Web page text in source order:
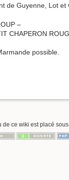
de Guyenne, Lot
–
CHAPERON
possible.
ce wiki est placé